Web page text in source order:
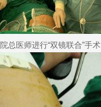
总医师进行“双镜联合”手术